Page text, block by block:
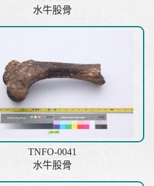
水牛股骨
TNFO-0041
水牛股骨